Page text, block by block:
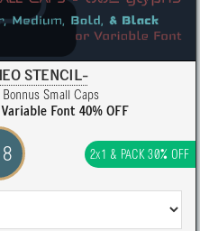
STENCIL-
Small Caps
Font 40% OFF
2x1 & PACK 30% OFF